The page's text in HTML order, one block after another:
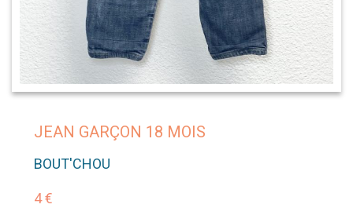
JEAN GARÇON 18 MOIS
BOUT'CHOU
4 €